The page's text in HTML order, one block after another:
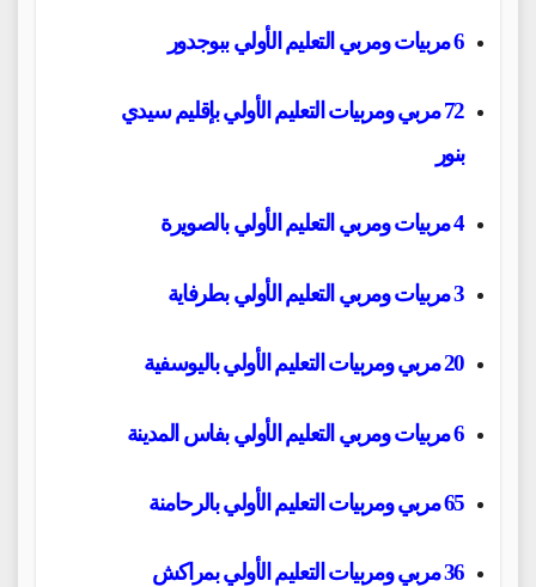
6 مربيات ومربي التعليم الأولي ببوجدور
72 مربي ومربيات التعليم الأولي بإقليم سيدي
بنور
4 مربيات ومربي التعليم الأولي بالصويرة
3 مربيات ومربي التعليم الأولي بطرفاية
20 مربي ومربيات التعليم الأولي باليوسفية
6 مربيات ومربي التعليم الأولي بفاس المدينة
65 مربي ومربيات التعليم الأولي بالرحامنة
36 مربي ومربيات التعليم الأولي بمراكش